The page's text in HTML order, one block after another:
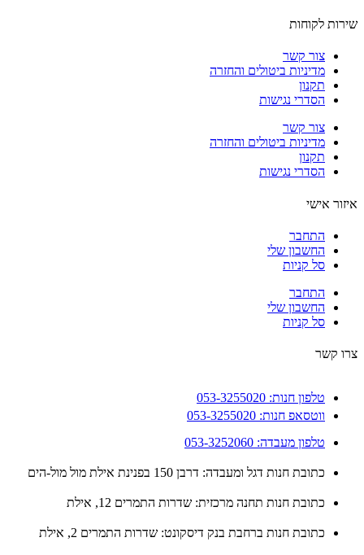
לקוחות
צור קשר
מדיניות ביטולים והחזרה
תקנון
הסדרי נגישות
צור קשר
מדיניות ביטולים והחזרה
תקנון
הסדרי נגישות
אישי
התחבר
החשבון שלי
סל קניות
התחבר
החשבון שלי
סל קניות
קשר
טלפון חנות: 053-3255020
ווטסאפ חנות: 053-3255020
טלפון מעבדה: 053-3252060
כתובת חנות דגל ומעבדה: דרבן 150 בפנינת אילת מול מול-הים
כתובת חנות תחנה מרכזית: שדרות התמרים 12, אילת
כתובת חנות ברחבת בנק דיסקונט: שדרות התמרים 2, אילת